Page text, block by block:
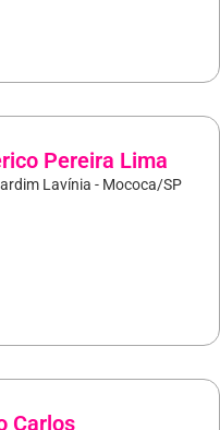
Pereira Lima
Lavínia - Mococa/SP
Carlos